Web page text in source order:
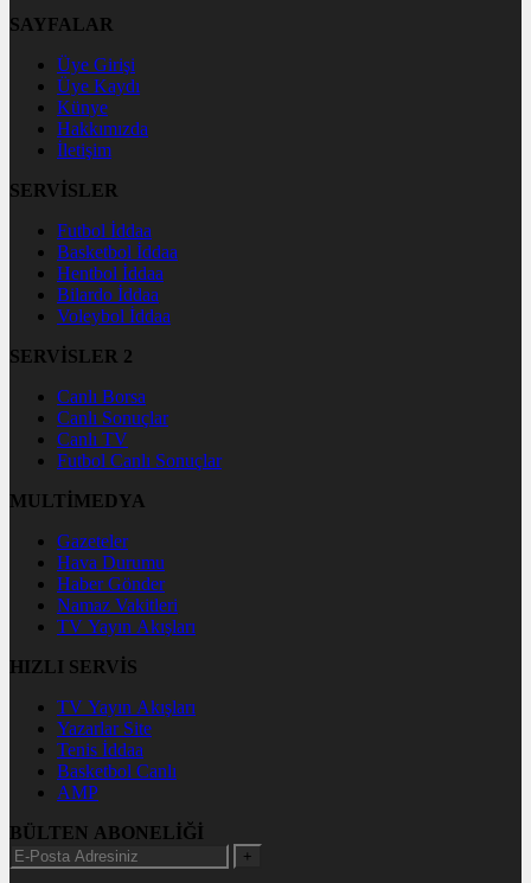
SAYFALAR
Üye Girişi
Üye Kaydı
Künye
Hakkımızda
İletişim
SERVİSLER
Futbol İddaa
Basketbol İddaa
Hentbol İddaa
Bilardo İddaa
Voleybol İddaa
SERVİSLER 2
Canlı Borsa
Canlı Sonuçlar
Canlı TV
Futbol Canlı Sonuçlar
MULTİMEDYA
Gazeteler
Hava Durumu
Haber Gönder
Namaz Vakitleri
TV Yayın Akışları
HIZLI SERVİS
TV Yayın Akışları
Yazarlar Site
Tenis İddaa
Basketbol Canlı
AMP
BÜLTEN ABONELİĞİ
+